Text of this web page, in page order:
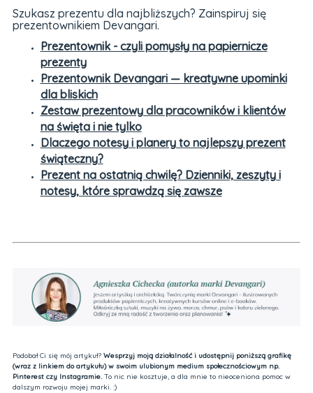
Szukasz prezentu dla najbliższych? Zainspiruj się
prezentownikiem Devangari.
Prezentownik - czyli pomysły na papiernicze
prezenty
Prezentownik Devangari — kreatywne upominki
dla bliskich
Zestaw prezentowy dla pracowników i klientów
na święta i nie tylko
Dlaczego notesy i planery to najlepszy prezent
świąteczny?
Prezent na ostatnią chwilę? Dzienniki, zeszyty i
notesy, które sprawdzą się zawsze
Podobał Ci się mój artykuł? Wesprzyj moją działalność i udostępnij poniższą grafikę
(wraz z linkiem do artykułu) w swoim ulubionym medium społecznościowym np.
Pinterest czy Instagramie.To nic nie kosztuje, a dla mnie to nieoceniona pomoc w
dalszym rozwoju mojej marki. :)